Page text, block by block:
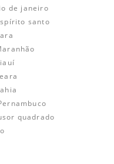
de janeiro
santo
quadrado